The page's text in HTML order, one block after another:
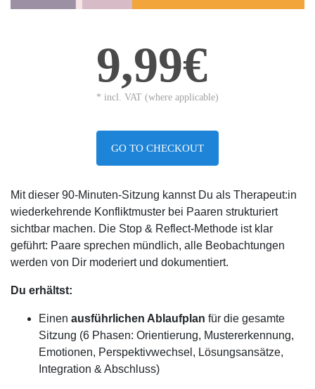
9,99€
* incl. VAT (where applicable)
GO TO CHECKOUT
Mit dieser 90-Minuten-Sitzung kannst Du als Therapeut:in
wiederkehrende Konfliktmuster bei Paaren strukturiert
sichtbar machen. Die Stop & Reflect-Methode ist klar
geführt: Paare sprechen mündlich, alle Beobachtungen
werden von Dir moderiert und dokumentiert.
Du erhältst:
Einen ausführlichen Ablaufplan für die gesamte
Sitzung (6 Phasen: Orientierung, Mustererkennung,
Emotionen, Perspektivwechsel, Lösungsansätze,
Integration & Abschluss)